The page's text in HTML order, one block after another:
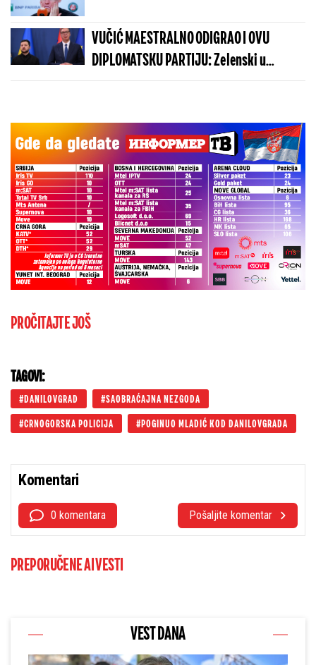
VUČIĆ MAESTRALNO ODIGRAO I OVU
DIPLOMATSKU PARTIJU: Zelenski u
Beogradu potvrdio - Kosovo je Srbija
PROČITAJTE JOŠ
TAGOVI:
DANILOVGRAD SAOBRAĆAJNA NEZGODA
CRNOGORSKA POLICIJA POGINUO MLADIĆ KOD DANILOVGRADA
Komentari
0 komentara Pošaljite komentar
PREPORUČENE AI VESTI
VEST DANA